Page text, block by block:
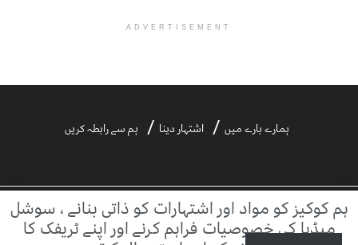
ADVERTISEMENT
ہمارے بارے میں اشتہار دینا ہم سے رابطہ کریں
©2021 ڈیلی آفتاب | ڈیلی آفتاب بیرونی ویب سائٹس کے مواد کا ذمہ دار نہیں ہے۔
ہم کوکیز کو مواد اور اشتہارات کو ذاتی بنانے ، سوشل
میڈیا کی خصوصیات فراہم کرنے اور اپنے ٹریفک کا